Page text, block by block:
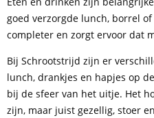
goed verzorgde lunch, borrel
completer en zorgt ervoor dat
Bij Schrootstrijd zijn er
lunch, drankjes en hapjes op
bij de sfeer van het uitje. Het
zijn, maar juist gezellig, stoer